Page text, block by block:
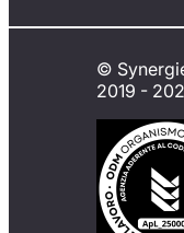
©
2019 -